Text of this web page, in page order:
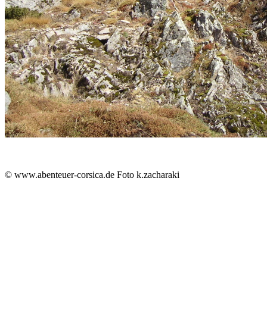
© www.abenteuer-corsica.de Foto k.zacharaki